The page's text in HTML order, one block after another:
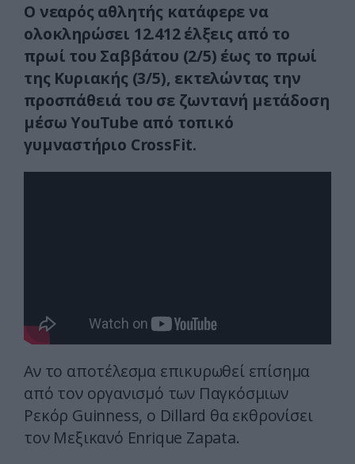
Ο νεαρός αθλητής κατάφερε να
ολοκληρώσει 12.412 έλξεις από το
πρωί του Σαββάτου (2/5) έως το πρωί
της Κυριακής (3/5), εκτελώντας την
προσπάθειά του σε ζωντανή μετάδοση
μέσω YouTube από τοπικό
γυμναστήριο CrossFit.
Αν το αποτέλεσμα επικυρωθεί επίσημα
από τον οργανισμό των Παγκόσμιων
Ρεκόρ Guinness, ο Dillard θα εκθρονίσει
τον Μεξικανό Enrique Zapata.